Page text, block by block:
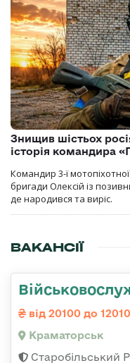
Знищив шістьох
історія командира
Командир 3-ї
бригади Олексій із
де народився та виріс.
ВАКАНСІЇ
від 20100 до
Краматорськ
Старобільський